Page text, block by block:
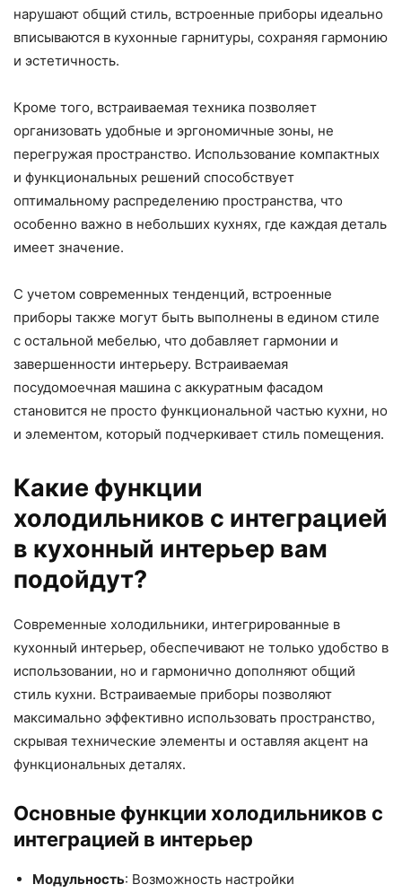
нарушают общий стиль, встроенные приборы идеально
вписываются в кухонные гарнитуры, сохраняя гармонию
и эстетичность.
Кроме того, встраиваемая техника позволяет
организовать удобные и эргономичные зоны, не
перегружая пространство. Использование компактных
и функциональных решений способствует
оптимальному распределению пространства, что
особенно важно в небольших кухнях, где каждая деталь
имеет значение.
С учетом современных тенденций, встроенные
приборы также могут быть выполнены в едином стиле
с остальной мебелью, что добавляет гармонии и
завершенности интерьеру. Встраиваемая
посудомоечная машина с аккуратным фасадом
становится не просто функциональной частью кухни, но
и элементом, который подчеркивает стиль помещения.
Какие функции
холодильников с интеграцией
в кухонный интерьер вам
подойдут?
Современные холодильники, интегрированные в
кухонный интерьер, обеспечивают не только удобство в
использовании, но и гармонично дополняют общий
стиль кухни. Встраиваемые приборы позволяют
максимально эффективно использовать пространство,
скрывая технические элементы и оставляя акцент на
функциональных деталях.
Основные функции холодильников с
интеграцией в интерьер
Модульность: Возможность настройки